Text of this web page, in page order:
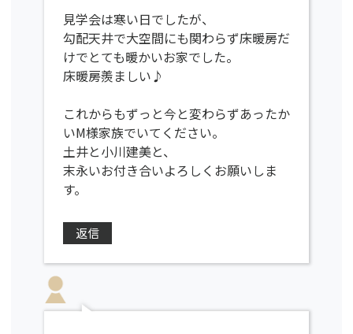
見学会は寒い日でしたが、
勾配天井で大空間にも関わらず床暖房だ
けでとても暖かいお家でした。
床暖房羨ましい♪
これからもずっと今と変わらずあったか
いM様家族でいてください。
土井と小川建美と、
末永いお付き合いよろしくお願いしま
す。
返信